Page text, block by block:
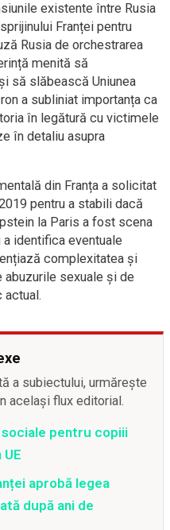
existente între Rusia
Franței pentru
Rusia de orchestrarea
menită să
să slăbească Uniunea
a subliniat importanța ca
în legătură cu victimele
în detaliu asupra
din Franța a solicitat
pentru a stabili dacă
la Paris a fost scena
identifica eventuale
complexitatea și
abuzurile sexuale și de
a subiectului, urmărește
același flux editorial.
pentru copiii
aprobă legea
după ani de